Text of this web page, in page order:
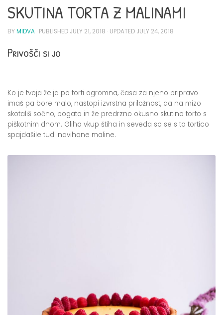
SKUTINA TORTA Z MALINAMI
BYMIDVA · PUBLISHED JULY 21, 2018 · UPDATED JULY 24, 2018
Privošči si jo
Ko je tvoja želja po torti ogromna, časa za njeno pripravo
imaš pa bore malo, nastopi izvrstna priložnost, da na mizo
skotališ sočno, bogato in že predrzno okusno skutino torto s
piškotnim dnom. Gliha vkup štiha in seveda so se s to tortico
spajdašile tudi navihane maline.